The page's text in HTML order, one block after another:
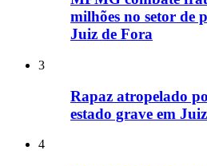
milhões no setor de
Juiz de Fora
3
Rapaz atropelado
estado grave em
4